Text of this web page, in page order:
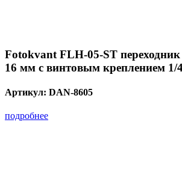
Fotokvant FLH-05-ST
16 мм с винтовым креплением
Артикул: DAN-8605
подробнее